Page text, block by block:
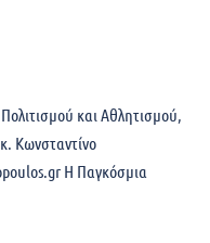
και Αθλητισμού,
Κωνσταντίνο
Η Παγκόσμια